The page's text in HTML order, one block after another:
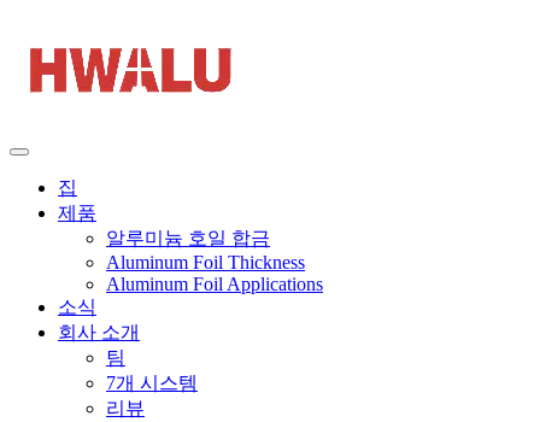
집
제품
알루미늄 호일 합금
Aluminum Foil Thickness
Aluminum Foil Applications
소식
회사 소개
팀
7개 시스템
리뷰